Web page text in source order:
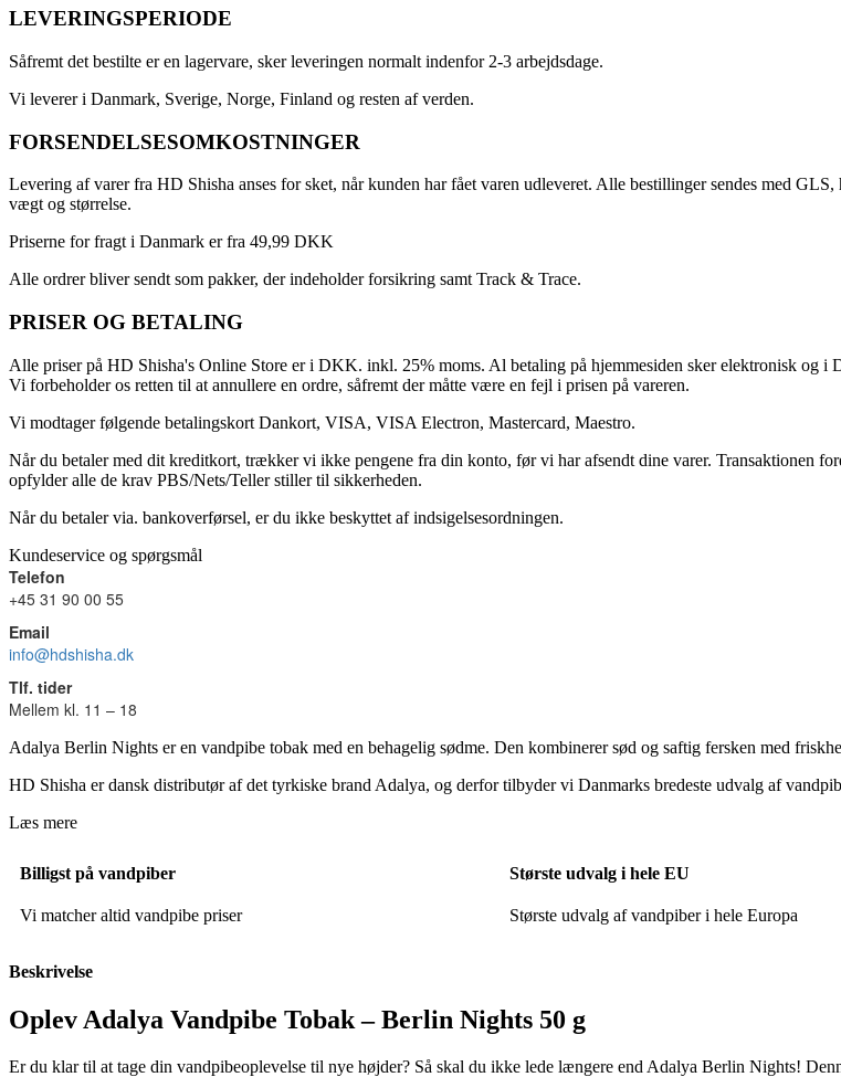
LEVERINGSPERIODE
Såfremt det bestilte er en lagervare, sker leveringen normalt indenfor 2-3 arbejdsdage.
Vi leverer i Danmark, Sverige, Norge, Finland og resten af verden.
FORSENDELSESOMKOSTNINGER
Levering af varer fra HD Shisha anses for sket, når kunden har fået varen udleveret. Alle bestillinger sendes med
vægt og størrelse.
Priserne for fragt i Danmark er fra 49,99 DKK
Alle ordrer bliver sendt som pakker, der indeholder forsikring samt Track & Trace.
PRISER OG BETALING
Alle priser på HD Shisha's Online Store er i DKK. inkl. 25% moms. Al betaling på hjemmesiden sker elektronisk og
Vi forbeholder os retten til at annullere en ordre, såfremt der måtte være en fejl i prisen på vareren.
Vi modtager følgende betalingskort Dankort, VISA, VISA Electron, Mastercard, Maestro.
Når du betaler med dit kreditkort, trækker vi ikke pengene fra din konto, før vi har afsendt dine varer. Transaktionen
opfylder alle de krav PBS/Nets/Teller stiller til sikkerheden.
Når du betaler via. bankoverførsel, er du ikke beskyttet af indsigelsesordningen.
Kundeservice og spørgsmål
Telefon
+45 31 90 00 55
Email
info@hdshisha.dk
Tlf. tider
Mellem kl. 11 – 18
Adalya Berlin Nights er en vandpibe tobak med en behagelig sødme. Den kombinerer sød og saftig fersken med
HD Shisha er dansk distributør af det tyrkiske brand Adalya, og derfor tilbyder vi Danmarks bredeste udvalg af
Læs mere
Billigst på vandpiber
Vi matcher altid vandpibe priser
Største udvalg i hele EU
Største udvalg af vandpiber i hele Europa
Beskrivelse
Oplev Adalya Vandpibe Tobak – Berlin Nights 50 g
Er du klar til at tage din vandpibeoplevelse til nye højder? Så skal du ikke lede længere end Adalya Berlin Nights!